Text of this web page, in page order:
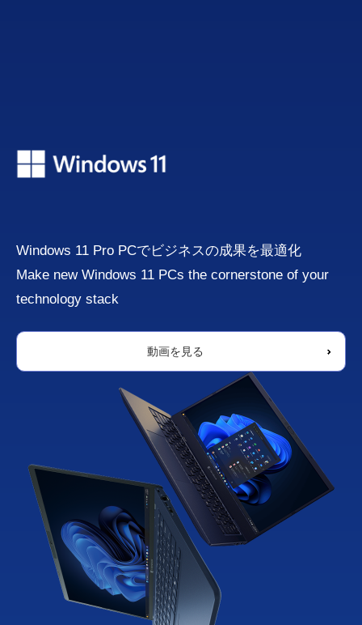
Windows 11 Pro PCでビジネスの成果を最適化
Make new Windows 11 PCs the cornerstone of your
technology stack
動画を見る